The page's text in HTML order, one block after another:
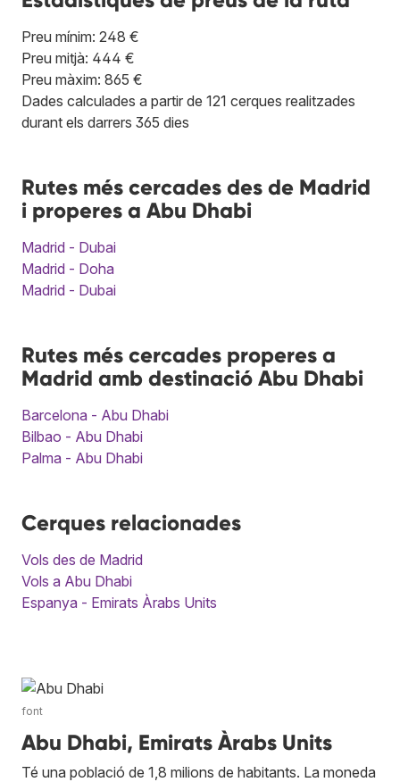
Preu mínim: 248 €
Preu mitjà: 444 €
Preu màxim: 865 €
Dades calculades a partir de 121 cerques realitzades
durant els darrers 365 dies
Rutes més cercades des de Madrid
i properes a Abu Dhabi
Madrid - Dubai
Madrid - Doha
Madrid - Dubai
Rutes més cercades properes a
Madrid amb destinació Abu Dhabi
Barcelona - Abu Dhabi
Bilbao - Abu Dhabi
Palma - Abu Dhabi
Cerques relacionades
Vols des de Madrid
Vols a Abu Dhabi
Espanya - Emirats Àrabs Units
font
Abu Dhabi, Emirats Àrabs Units
Té una població de 1,8 milions de habitants. La moneda